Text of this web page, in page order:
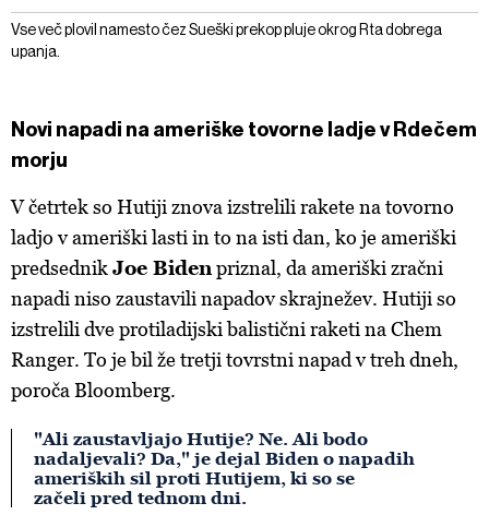
Vse več plovil namesto čez Sueški prekop pluje okrog Rta dobrega
upanja.
Novi napadi na ameriške tovorne ladje v Rdečem
morju
V četrtek so Hutiji znova izstrelili rakete na tovorno
ladjo v ameriški lasti in to na isti dan, ko je ameriški
predsednikJoe Bidenpriznal, da ameriški zračni
napadi niso zaustavili napadov skrajnežev. Hutiji so
izstrelili dve protiladijski balistični raketi na Chem
Ranger. To je bil že tretji tovrstni napad v treh dneh,
poroča Bloomberg.
"Ali zaustavljajo Hutije? Ne. Ali bodo
nadaljevali? Da," je dejal Biden o napadih
ameriških sil proti Hutijem, ki so se
začeli pred tednom dni.